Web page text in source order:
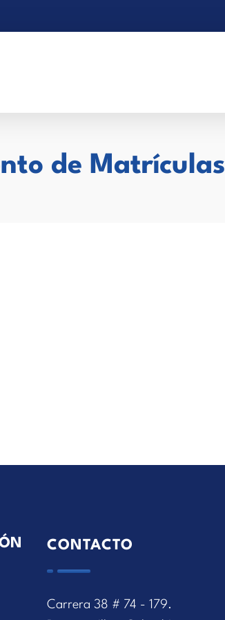
de Matrículas
CONTACTO
Carrera 38 # 74 - 179.